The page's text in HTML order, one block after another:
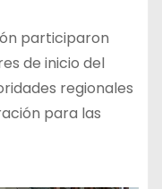
participaron
de inicio del
regionales
para las